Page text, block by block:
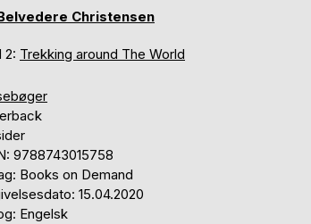
Christensen
2: Trekking around The World
9788743015758
Books on Demand
15.04.2020
Engelsk